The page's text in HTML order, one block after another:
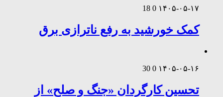
۱۴۰۵-۰۵-۱۷ 0
18
کمک خورشید به رفع ناترازی برق
۱۴۰۵-۰۵-۱۶ 0
30
تحسین کارگردان «جنگ و صلح» از